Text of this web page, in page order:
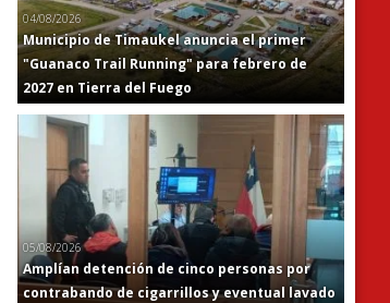
04/08/2026
Municipio de Timaukel anuncia el primer
"Guanaco Trail Running" para febrero de
2027 en Tierra del Fuego
05/08/2026
Amplían detención de cinco personas por
contrabando de cigarrillos y eventual lavado